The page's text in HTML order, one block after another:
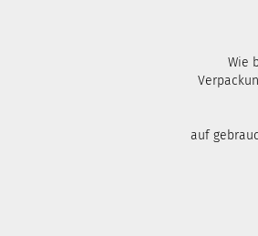
Wie
auf